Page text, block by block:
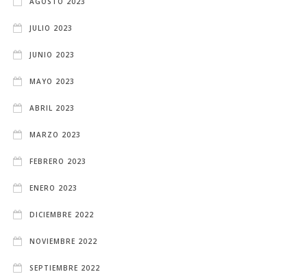
JULIO 2023
JUNIO 2023
MAYO 2023
ABRIL 2023
MARZO 2023
FEBRERO 2023
ENERO 2023
DICIEMBRE 2022
NOVIEMBRE 2022
SEPTIEMBRE 2022